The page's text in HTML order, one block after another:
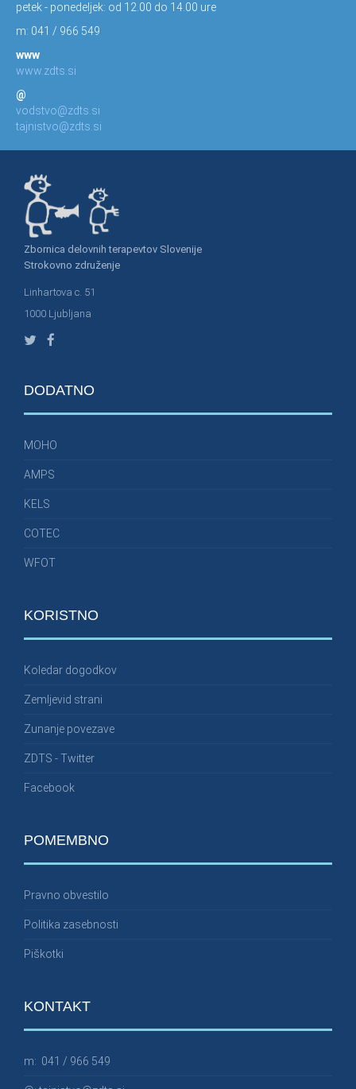
petek - ponedeljek: od 12.00 do 14.00 ure
m: 041 / 966 549
www
www.zdts.si
@
vodstvo@zdts.si
tajnistvo@zdts.si
Zbornica delovnih terapevtov Slovenije
Strokovno združenje
Linhartova c. 51
1000 Ljubljana
DODATNO
MOHO
AMPS
KELS
COTEC
WFOT
KORISTNO
Koledar dogodkov
Zemljevid strani
Zunanje povezave
ZDTS - Twitter
Facebook
POMEMBNO
Pravno obvestilo
Politika zasebnosti
Piškotki
KONTAKT
m: 041 / 966 549